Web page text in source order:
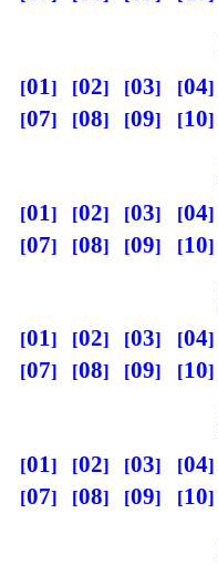
01 02 03 04
07
08 09 10
01 02 03 04
07
08 09 10
01 02 03 04
07
08 09 10
01 02 03 04
07
08 09 10